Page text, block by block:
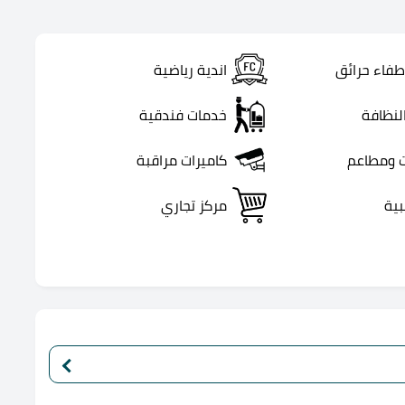
حرائق اندية رياضية
خدمات فندقية
ومطاعم كاميرات مراقبة
مركز تجاري